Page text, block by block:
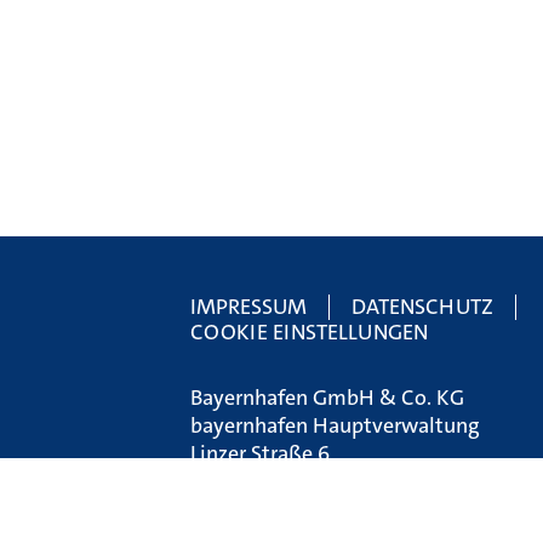
IMPRESSUM
DATENSCHUTZ
COOKIE EINSTELLUNGEN
Bayernhafen GmbH & Co. KG
bayernhafen Hauptverwaltung
Linzer Straße 6